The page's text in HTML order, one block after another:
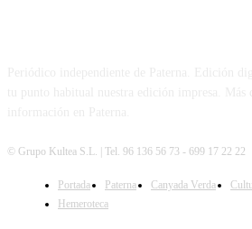
SÍGUENOS
© Grupo Kultea S.L. | Tel. 96 136 56 73 - 699 17 22 22
Portada Paterna Canyada Verda
Hemeroteca